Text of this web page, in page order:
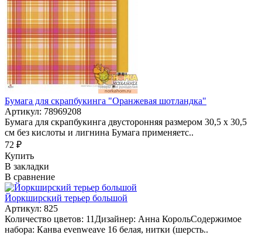
Бумага для скрапбукинга "Оранжевая шотландка"
Артикул: 78969208
Бумага для скрапбукинга двусторонняя размером 30,5 х 30,5
см без кислоты и лигнина Бумага применяетс..
72 ₽
Купить
В закладки
В сравнение
Йоркширский терьер большой
Артикул: 825
Количество цветов: 11Дизайнер: Анна КорольСодержимое
набора: Канва evenweave 16 белая, нитки (шерсть..